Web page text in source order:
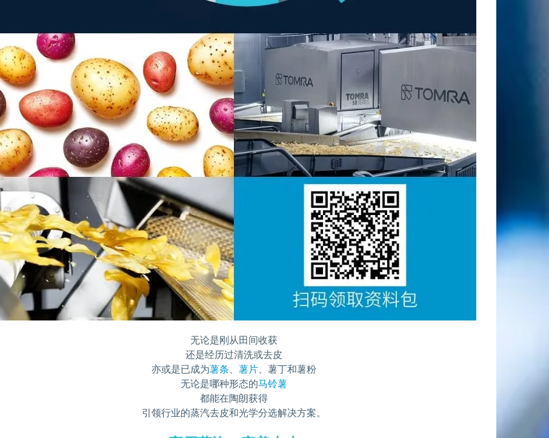
无论是刚从田间收获
还是经历过清洗或去皮
亦或是已成为薯条 、薯片 、薯丁和薯粉
无论是哪种形态的马铃薯
都能在陶朗获得
引领行业的蒸汽去皮和光学分选解决方案。